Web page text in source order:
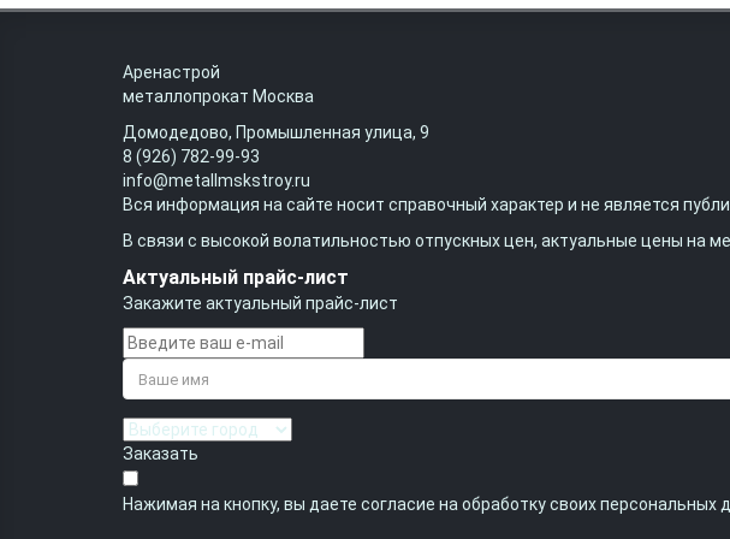
Аренастрой
металлопрокат Москва
Домодедово, Промышленная улица, 9
8 (926) 782-99-93
info@metallmskstroy.ru
Вся информация на сайте носит справочный характер и не является
В связи с высокой волатильностью отпускных цен, актуальные цены на
Актуальный прайс-лист
Закажите актуальный прайс-лист
Заказать
Нажимая на кнопку, вы даете согласие на обработку своих персональных